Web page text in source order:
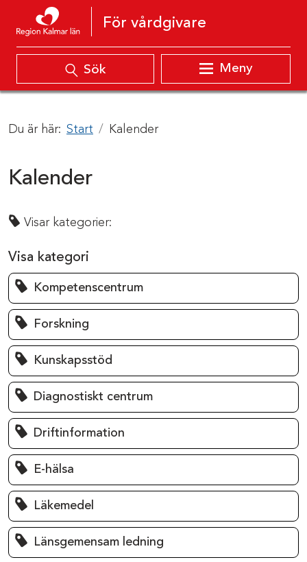
Hoppa till innehåll
För vårdgivare
Sök Meny
Du är här: Start Kalender
Kalender
Visar kategorier:
Visa kategori
Kompetenscentrum
Forskning
Kunskapsstöd
Diagnostiskt centrum
Driftinformation
E-hälsa
Läkemedel
Länsgemensam ledning